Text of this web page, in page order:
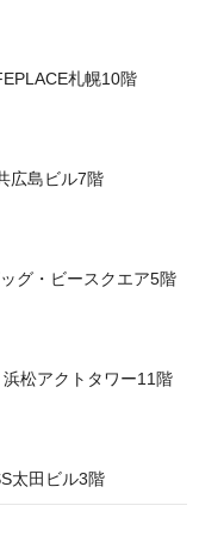
札幌10階
広島ビル7階
グ・ビースクエア5階
松アクトタワー11階